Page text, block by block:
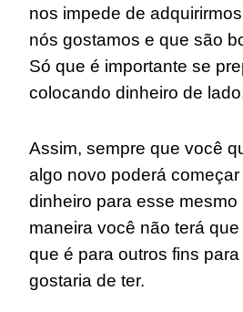
nos impede de
nós gostamos e que são
Só que é importante se
colocando dinheiro de
Assim, sempre que você
algo novo poderá
dinheiro para esse
maneira você não terá
que é para outros fins
gostaria de ter.